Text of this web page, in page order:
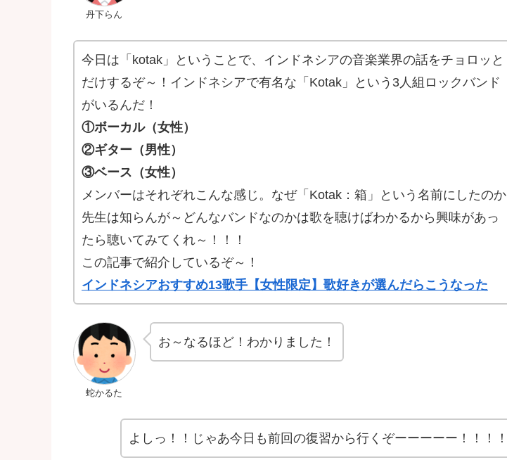
丹下らん
今日は「kotak」ということで、インドネシアの音楽業界の話をチョロッと
だけするぞ～！インドネシアで有名な「Kotak」という3人組ロックバンド
がいるんだ！
①ボーカル（女性）
②ギター（男性）
③ベース（女性）
メンバーはそれぞれこんな感じ。なぜ「Kotak：箱」という名前にしたのか
先生は知らんが～どんなバンドなのかは歌を聴けばわかるから興味があっ
たら聴いてみてくれ～！！！
この記事で紹介しているぞ～！
インドネシアおすすめ13歌手【女性限定】歌好きが選んだらこうなった
蛇かるた
お～なるほど！わかりました！
よしっ！！じゃあ今日も前回の復習から行くぞーーーーー！！！！